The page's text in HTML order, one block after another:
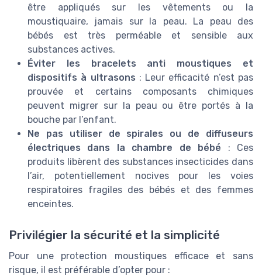
être appliqués sur les vêtements ou la
moustiquaire, jamais sur la peau. La peau des
bébés est très perméable et sensible aux
substances actives.
Éviter les bracelets anti moustiques et
dispositifs à ultrasons : Leur efficacité n’est pas
prouvée et certains composants chimiques
peuvent migrer sur la peau ou être portés à la
bouche par l’enfant.
Ne pas utiliser de spirales ou de diffuseurs
électriques dans la chambre de bébé : Ces
produits libèrent des substances insecticides dans
l’air, potentiellement nocives pour les voies
respiratoires fragiles des bébés et des femmes
enceintes.
Privilégier la sécurité et la simplicité
Pour une protection moustiques efficace et sans
risque, il est préférable d’opter pour :